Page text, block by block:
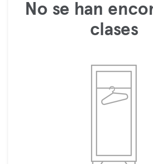
No se han
clases